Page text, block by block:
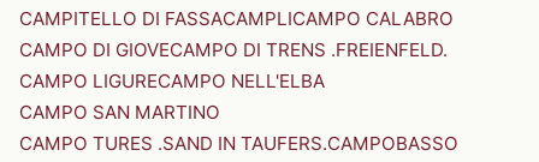
CAMPITELLO DI FASSACAMPLICAMPO CALABRO
CAMPO DI GIOVECAMPO DI TRENS .FREIENFELD.
CAMPO LIGURECAMPO NELL'ELBA
CAMPO SAN MARTINO
CAMPO TURES .SAND IN TAUFERS.CAMPOBASSO